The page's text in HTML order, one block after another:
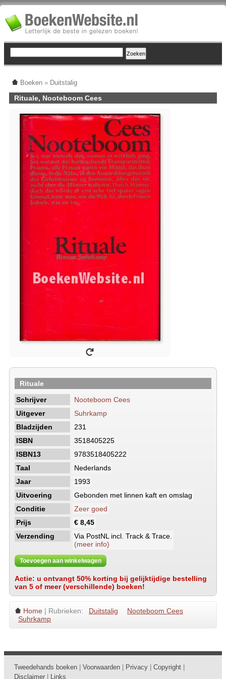
Boeken » Duitstalig
Rituale, Nooteboom Cees
Rituale
Schrijver
Nooteboom Cees
Uitgever
Suhrkamp
Bladzijden
231
ISBN
3518405225
ISBN13
9783518405222
Taal
Nederlands
Jaar
1993
Uitvoering
Gebonden met linnen kaft en omslag
Conditie
Zeer goed
Prijs
€ 8,45
Verzending
Via PostNL incl. Track & Trace.
(meer info)
Toevoegen aan winkelwagen
Actie: u ontvangt 50% korting bij gelijktijdige bestelling
van 5 of meer (verschillende) boeken!
Home | Rubrieken: Duitstalig
Nooteboom Cees
Suhrkamp
Tweedehands boeken Voorwaarden Privacy Copyright
Disclaimer
Links